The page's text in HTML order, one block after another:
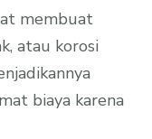
membuat
atau korosi
biaya karena